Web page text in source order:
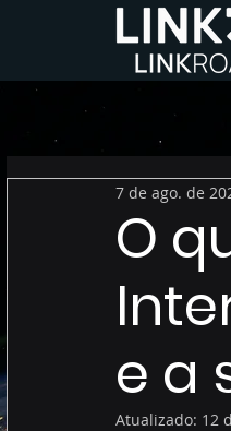
O
e a
7 de ago. de
Atualizado: 12